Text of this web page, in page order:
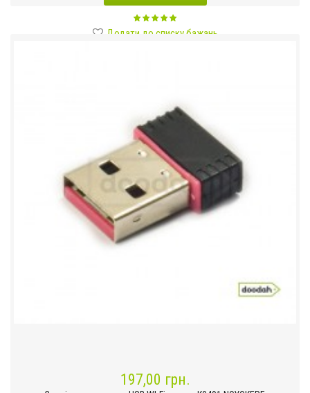
Додати до списку бажань
197,00 грн.